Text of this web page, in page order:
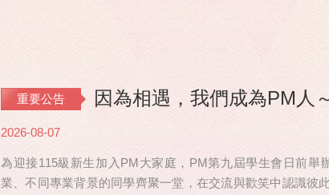
重要公告 因為相遇，我們成為PM人
2026-08-07
為迎接115級新生加入PM大家庭，PM第九屆學生會日前舉
業、不同專業背景的同學齊聚一堂，在交流與歡笑中認識彼